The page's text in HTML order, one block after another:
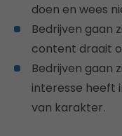
doen en wees
Bedrijven gaan
content draait
Bedrijven gaan
interesse heeft
van karakter.​